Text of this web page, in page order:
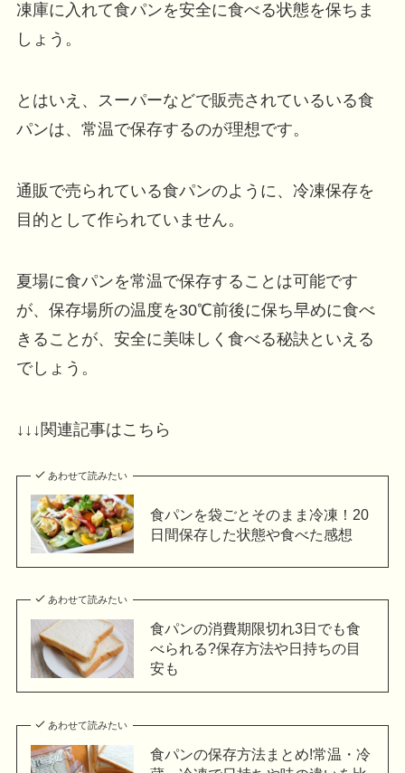
凍庫に入れて食パンを安全に食べる状態を保ちま
しょう。
とはいえ、スーパーなどで販売されているいる食
パンは、常温で保存するのが理想です。
通販で売られている食パンのように、冷凍保存を
目的として作られていません。
夏場に食パンを常温で保存することは可能です
が、保存場所の温度を30℃前後に保ち早めに食べ
きることが、安全に美味しく食べる秘訣といえる
でしょう。
↓↓↓関連記事はこちら
あわせて読みたい
食パンを袋ごとそのまま冷凍！20
日間保存した状態や食べた感想
あわせて読みたい
食パンの消費期限切れ3日でも食
べられる?保存方法や日持ちの目
安も
あわせて読みたい
食パンの保存方法まとめ!常温・冷